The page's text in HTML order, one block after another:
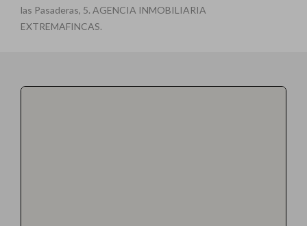
las Pasaderas, 5. AGENCIA INMOBILIARIA
EXTREMAFINCAS.